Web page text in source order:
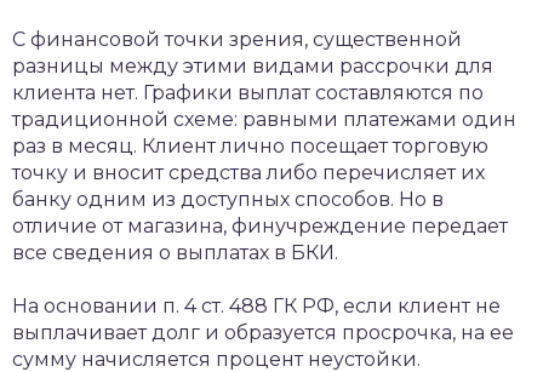
С финансовой точки зрения, существенной
разницы между этими видами рассрочки для
клиента нет. Графики выплат составляются по
традиционной схеме: равными платежами один
раз в месяц. Клиент лично посещает торговую
точку и вносит средства либо перечисляет их
банку одним из доступных способов. Но в
отличие от магазина, финучреждение передает
все сведения о выплатах в БКИ.
На основании п. 4 ст. 488 ГК РФ, если клиент не
выплачивает долг и образуется просрочка, на ее
сумму начисляется процент неустойки.